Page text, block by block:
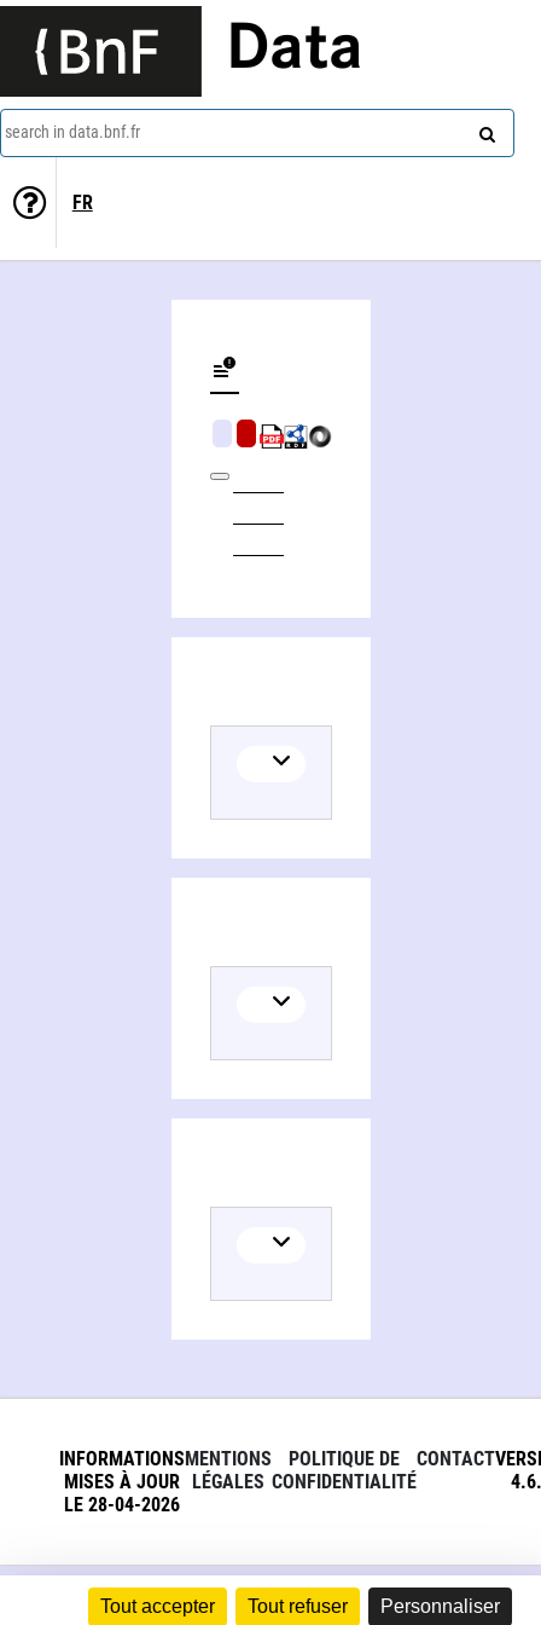
Tout accepter Tout refuser Personnaliser
Data
search in data.bnf.fr
FR
INFORMATIONS
MISES À JOUR
LE 28-04-2026
MENTIONS
LÉGALES
POLITIQUE DE
CONFIDENTIALITÉ
CONTACT